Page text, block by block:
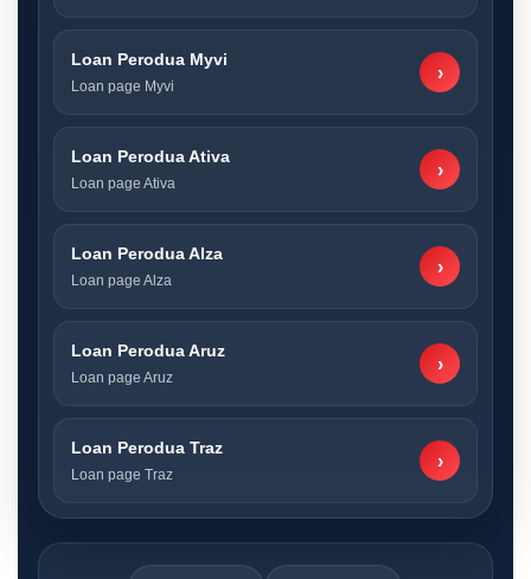
Loan Perodua Myvi
Loan page Myvi
›
Loan Perodua Ativa
Loan page Ativa
›
Loan Perodua Alza
Loan page Alza
›
Loan Perodua Aruz
Loan page Aruz
›
Loan Perodua Traz
Loan page Traz
›